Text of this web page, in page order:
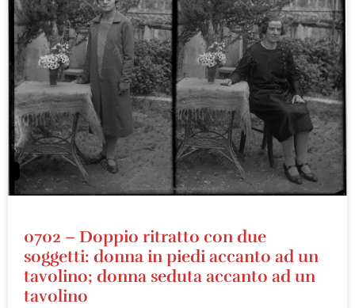
0702 – Doppio ritratto con due
soggetti: donna in piedi accanto ad un
tavolino; donna seduta accanto ad un
tavolino